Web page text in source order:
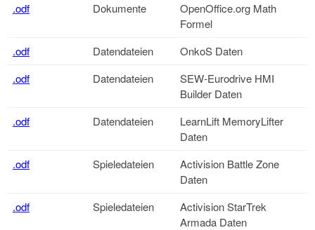
.odf
Dokumente OpenOffice.org Math
Formel
.odf
Datendateien
OnkoS Daten
.odf
Datendateien
SEW-Eurodrive HMI
Builder Daten
.odf
Datendateien
LearnLift MemoryLifter
Daten
.odf
Spieledateien
Activision Battle Zone
Daten
.odf
Spieledateien
Activision StarTrek
Armada Daten